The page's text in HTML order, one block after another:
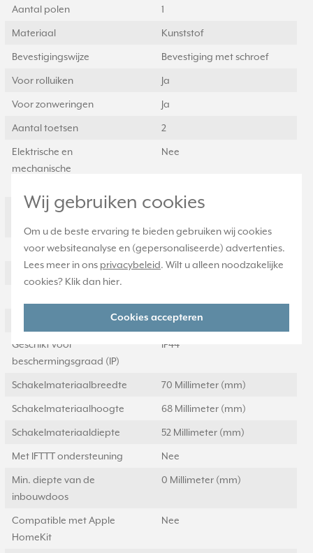
Wij gebruiken cookies
Om u de beste ervaring te bieden gebruiken wij cookies
voor websiteanalyse en (gepersonaliseerde) advertenties.
Lees meer in ons privacybeleid. Wilt u alleen noodzakelijke
cookies? Klik dan hier.
Cookies accepteren
Aantal polen 1
Materiaal Kunststof
Bevestigingswijze Bevestiging met schroef
Voor rolluiken Ja
Voor zonweringen Ja
Aantal toetsen 2
Elektrische en
mechanische
Nee
RAL-nummer
(vergelijkbaar)
7035
Mechanisch bedienbaar Ja
Elektronisch bedienbaar Nee
Geschikt voor
beschermingsgraad (IP)
IP44
Schakelmateriaalbreedte 70 Millimeter (mm)
Schakelmateriaalhoogte 68 Millimeter (mm)
Schakelmateriaaldiepte 52 Millimeter (mm)
Met IFTTT ondersteuning Nee
Min. diepte van de
inbouwdoos
0 Millimeter (mm)
Compatible met Apple
HomeKit
Nee